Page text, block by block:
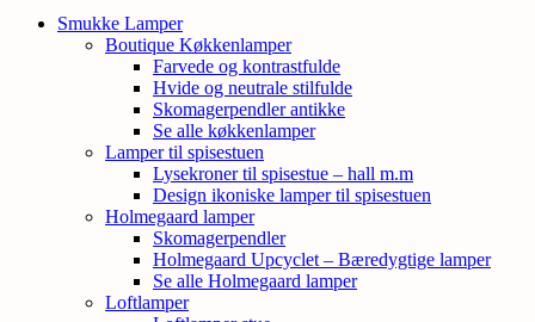
Smukke Lamper
Boutique Køkkenlamper
Farvede og kontrastfulde
Hvide og neutrale stilfulde
Skomagerpendler antikke
Se alle køkkenlamper
Lamper til spisestuen
Lysekroner til spisestue – hall m.m
Design ikoniske lamper til spisestuen
Holmegaard lamper
Skomagerpendler
Holmegaard Upcyclet – Bæredygtige lamper
Se alle Holmegaard lamper
Loftlamper